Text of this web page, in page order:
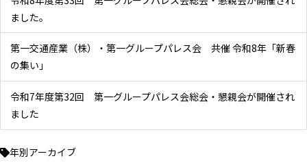
ました。
第一交通産業（株）・第一グループパレス会 共催 令和8年「新春
の集い」
令和7年度第32回 第一グループパレス会総会・懇親会が開催され
ました
年別アーカイブ